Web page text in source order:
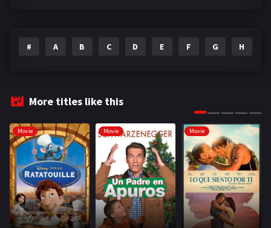
# A B C D E F G H
More titles like this
Movie Movie Movie